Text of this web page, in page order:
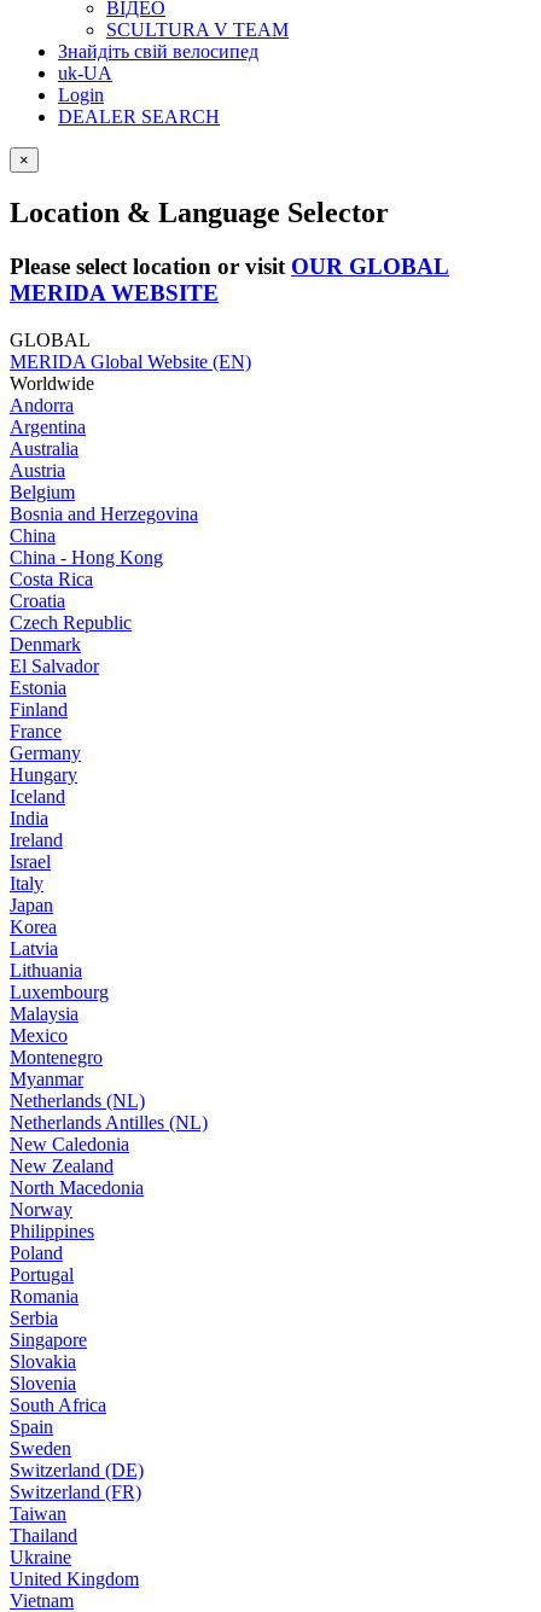
ВІДЕО
SCULTURA V TEAM
Знайдіть свій велосипед
uk-UA
Login
DEALER SEARCH
×
Location & Language Selector
Please select location or visit OUR GLOBAL
MERIDA WEBSITE
GLOBAL
MERIDA Global Website (EN)
Worldwide
Andorra
Argentina
Australia
Austria
Belgium
Bosnia and Herzegovina
China
China - Hong Kong
Costa Rica
Croatia
Czech Republic
Denmark
El Salvador
Estonia
Finland
France
Germany
Hungary
Iceland
India
Ireland
Israel
Italy
Japan
Korea
Latvia
Lithuania
Luxembourg
Malaysia
Mexico
Montenegro
Myanmar
Netherlands (NL)
Netherlands Antilles (NL)
New Caledonia
New Zealand
North Macedonia
Norway
Philippines
Poland
Portugal
Romania
Serbia
Singapore
Slovakia
Slovenia
South Africa
Spain
Sweden
Switzerland (DE)
Switzerland (FR)
Taiwan
Thailand
Ukraine
United Kingdom
Vietnam